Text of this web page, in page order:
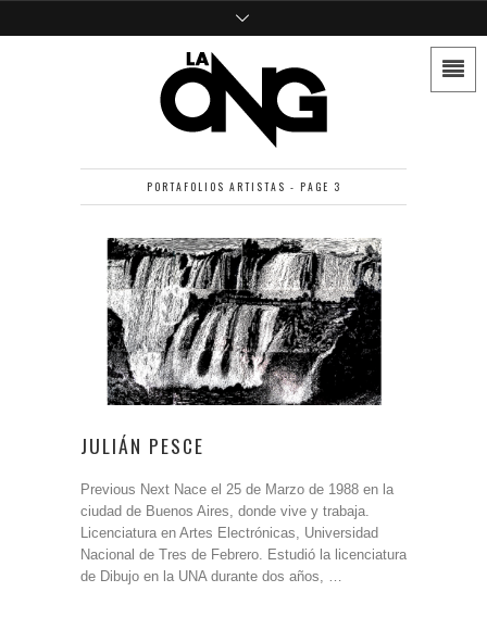
PORTAFOLIOS ARTISTAS - PAGE 3
JULIÁN PESCE
Previous Next Nace el 25 de Marzo de 1988 en la
ciudad de Buenos Aires, donde vive y trabaja.
Licenciatura en Artes Electrónicas, Universidad
Nacional de Tres de Febrero. Estudió la licenciatura
de Dibujo en la UNA durante dos años, …